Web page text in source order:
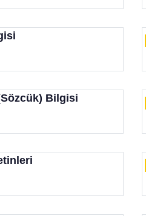
Bilgisi
Mobil Destekli
Eğitimgen /Oyun